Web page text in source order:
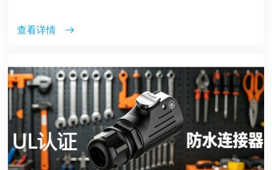
查看详情